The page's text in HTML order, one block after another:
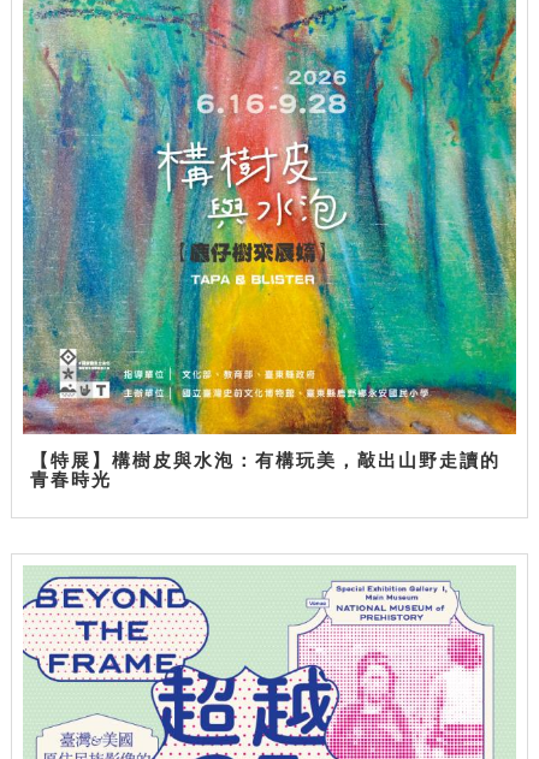
【特展】構樹皮與水泡：有構玩美，敲出山野走讀的
青春時光